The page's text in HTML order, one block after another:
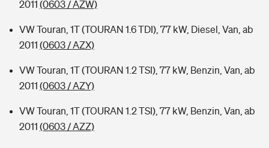
2011 (0603 / AZW)
VW Touran, 1T (TOURAN 1.6 TDI), 77 kW, Diesel, Van, ab
2011 (0603 / AZX)
VW Touran, 1T (TOURAN 1.2 TSI), 77 kW, Benzin, Van, ab
2011 (0603 / AZY)
VW Touran, 1T (TOURAN 1.2 TSI), 77 kW, Benzin, Van, ab
2011 (0603 / AZZ)